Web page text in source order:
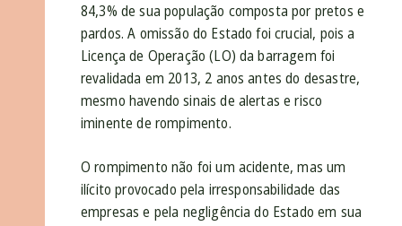
84,3% de sua população composta por pretos e
pardos. A omissão do Estado foi crucial, pois a
Licença de Operação (LO) da barragem foi
revalidada em 2013, 2 anos antes do desastre,
mesmo havendo sinais de alertas e risco
iminente de rompimento.
O rompimento não foi um acidente, mas um
ilícito provocado pela irresponsabilidade das
empresas e pela negligência do Estado em sua